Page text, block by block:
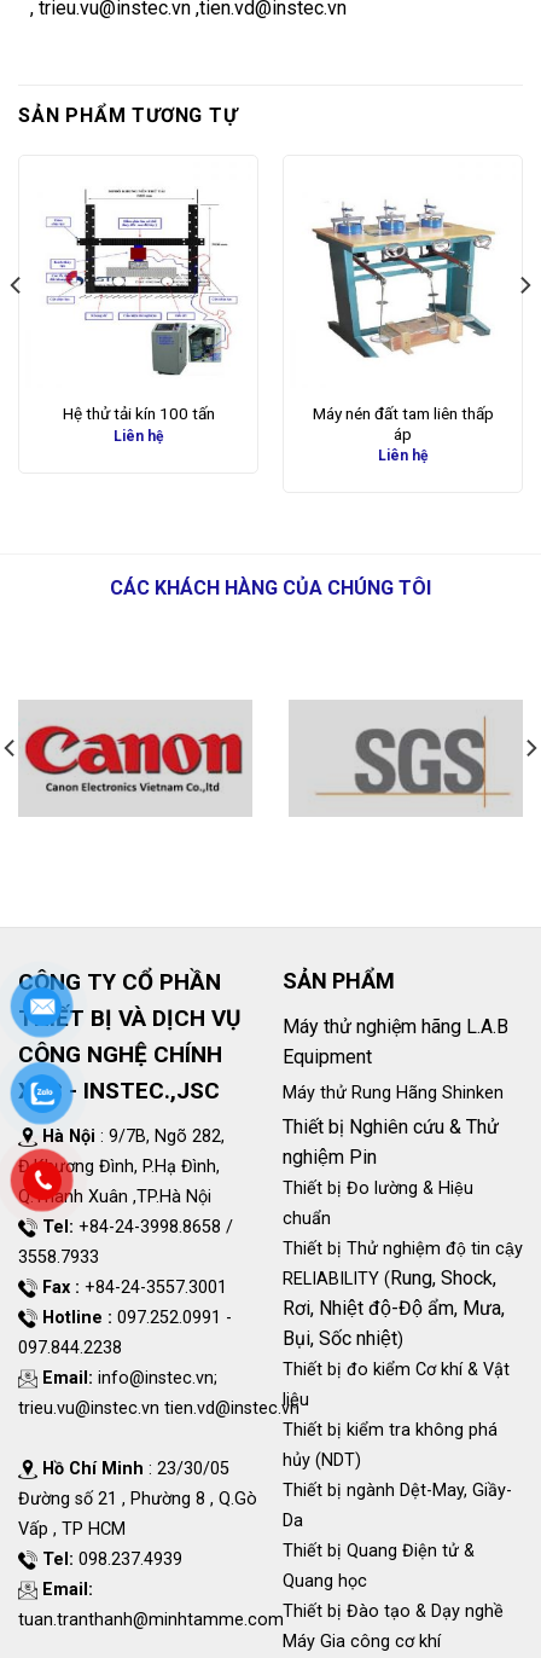
, trieu.vu@instec.vn ,tien.vd@instec.vn
SẢN PHẨM TƯƠNG TỰ
Hệ thử tải kín 100 tấn
Liên hệ
Máy nén đất tam liên thấp
áp
Liên hệ
CÁC KHÁCH HÀNG CỦA CHÚNG TÔI
CÔNG TY CỔ PHẦN
THIẾT BỊ VÀ DỊCH VỤ
CÔNG NGHỆ CHÍNH
XÁC - INSTEC.,JSC
Hà Nội : 9/7B, Ngõ 282,
Đ.Khương Đình, P.Hạ Đình,
Q.Thanh Xuân ,TP.Hà Nội
Tel: +84-24-3998.8658 /
3558.7933
Fax : +84-24-3557.3001
Hotline : 097.252.0991 -
097.844.2238
Email: info@instec.vn;
trieu.vu@instec.vn tien.vd@instec.vn
Hồ Chí Minh : 23/30/05
Đường số 21 , Phường 8 , Q.Gò
Vấp , TP HCM
Tel: 098.237.4939
Email:
tuan.tranthanh@minhtamme.com
SẢN PHẨM
Máy thử nghiệm hãng L.A.B
Equipment
Máy thử Rung Hãng Shinken
Thiết bị Nghiên cứu & Thử
nghiệm Pin
Thiết bị Đo lường & Hiệu
chuẩn
Thiết bị Thử nghiệm độ tin cậy
RELIABILITY (Rung, Shock,
Rơi, Nhiệt độ-Độ ẩm, Mưa,
Bụi, Sốc nhiệt)
Thiết bị đo kiểm Cơ khí & Vật
liệu
Thiết bị kiểm tra không phá
hủy (NDT)
Thiết bị ngành Dệt-May, Giầy-
Da
Thiết bị Quang Điện tử &
Quang học
Thiết bị Đào tạo & Dạy nghề
Máy Gia công cơ khí